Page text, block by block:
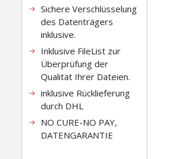
Sichere Verschlüsselung
des Datenträgers
inklusive.
Inklusive FileList zur
Überprüfung der
Qualität Ihrer Dateien.
inklusive Rücklieferung
durch DHL
NO CURE-NO PAY,
DATENGARANTIE